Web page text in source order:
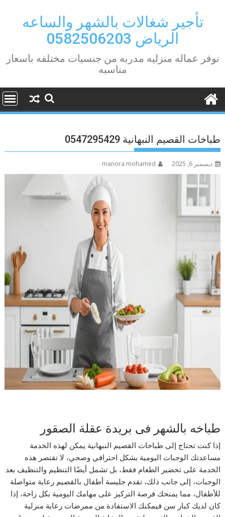
contentتأجير شغالات بالشهر والساعه
الرياض 0582506203
نوفر عماله منزليه مدربه من جنسيات مختلفه باسعار
مناسبه
طباخات القصيم النبهانية 0547295429
ديسمبر 6, 2025 manora mohamed
طباخه بالشهر فى بريدة عقلة الصقور
إذا كنت تحتاج إلى طباخات القصيم النبهانية يمكن لهذه الخدمة
مساعدتك الوجبات اليومية بشكل احترافي وصحي، لا تقتصر هذه
الخدمة على تحضير الطعام فقط، بل تشمل أيضًا التنظيم والتنظيف بعد
الوجبات، إلى جانب ذلك، تقدم جليسة أطفال بالقصيم رعاية متواصلة
للأطفال، مما يمنحك فرصة التركيز على مهامك اليومية بكل راحة، إذا
كان لديك كبار سن فيمكنك الاستفادة من ممرضات رعاية منزلية